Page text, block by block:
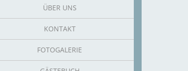
ÜBER UNS
KONTAKT
FOTOGALERIE